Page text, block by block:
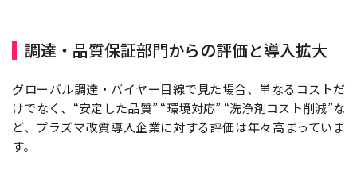
調達・品質保証部門からの評価と導入拡大
グローバル調達・バイヤー目線で見た場合、単なるコストだ
けでなく、“安定した品質” “環境対応” “洗浄剤コスト削減”な
ど、プラズマ改質導入企業に対する評価は年々高まっていま
す。